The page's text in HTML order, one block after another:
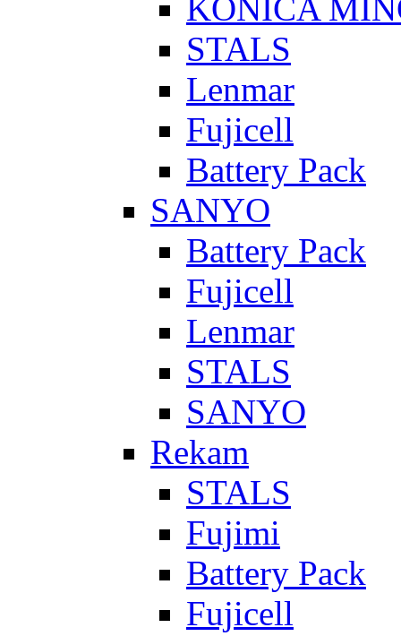
KONICA
STALS
Lenmar
Fujicell
Battery Pack
SANYO
Battery Pack
Fujicell
Lenmar
STALS
SANYO
Rekam
STALS
Fujimi
Battery Pack
Fujicell